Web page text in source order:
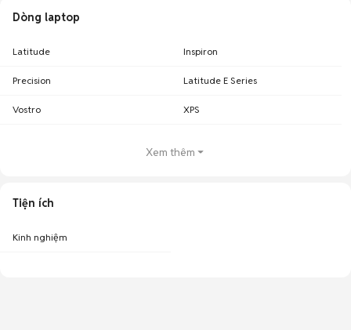
Dòng laptop
Latitude Inspiron
Precision Latitude E Series
Vostro XPS
Xem thêm
Tiện ích
Kinh nghiệm